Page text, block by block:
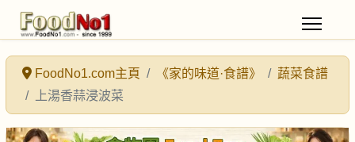
FoodNo1.com主頁 《家的味道·食譜》
蔬菜食譜
上湯香蒜浸波菜